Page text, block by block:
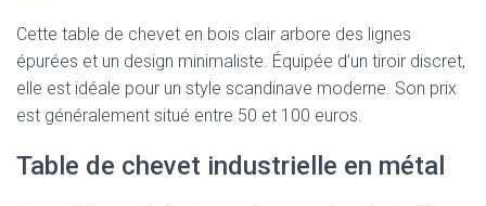
Cette table de chevet en bois clair arbore des lignes
épurées et un design minimaliste. Équipée d’un tiroir discret,
elle est idéale pour un style scandinave moderne. Son prix
est généralement situé entre 50 et 100 euros.
Table de chevet industrielle en métal